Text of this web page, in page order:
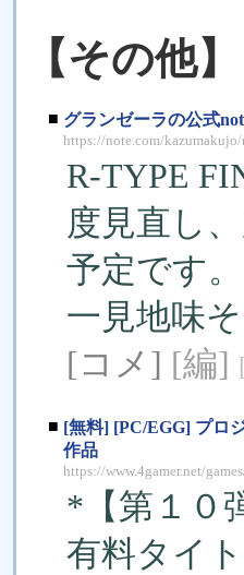
【その他】
■ グランゼーラの公式
https://note.com/
R-TYPE
度見直し
予定です。
一見地味
[コメ] [編]
■ [無料] [PC/EGG] プロ
作品
https://www.4gamer.net/
*【第１０
有料タイ